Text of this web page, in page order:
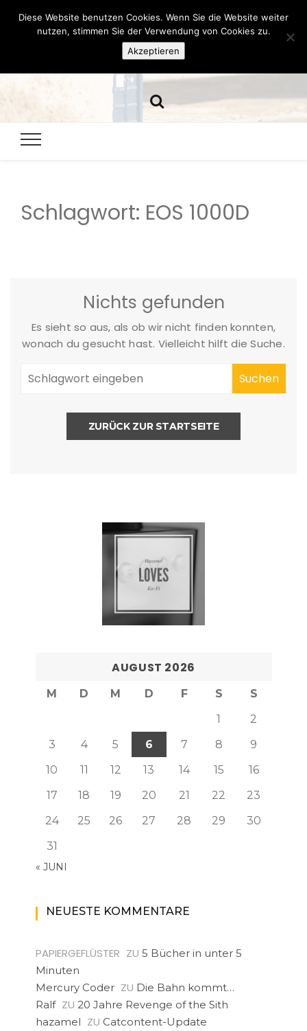
Hazamelistan
Schlagwort: EOS 1000D
Nichts gefunden
Es sieht so aus, als ob wir nicht finden konnten,
wonach du gesucht hast. Vielleicht hilft die Suche.
ZURÜCK ZUR STARTSEITE
AUGUST 2026
M D M D F S
S
1
2
3
4 5 6 7 8
9
10
11 12 13 14 15
16
17
18 19 20 21 22
23
24
25 26 27 28 29
30
31
« JUNI
NEUESTE KOMMENTARE
PAPIERGEFLÜSTER ZU 5 Bücher in unter 5
Minuten
Mercury Coder ZU Die Bahn kommt…
Ralf ZU 20 Jahre Revenge of the Sith
hazamel ZU Catcontent-Update
Diese Website benutzen Cookies. Wenn Sie die Website weiter
nutzen, stimmen Sie der Verwendung von Cookies zu.
Akzeptieren